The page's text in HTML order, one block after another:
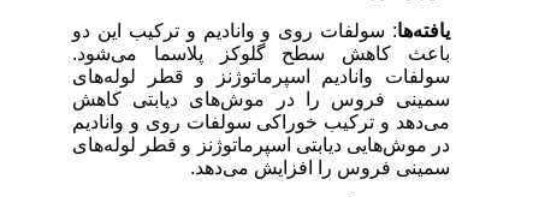
یافته‌ها: سولفات روی و وانادیم و ترکیب این دو
باعث کاهش سطح گلوکز پلاسما می‌شود.
سولفات وانادیم اسپرماتوژنز و قطر لوله‌های
سمینی فروس را در موش‌های دیابتی کاهش
می‌دهد و ترکیب خوراکی سولفات روی و وانادیم
در موش‌هایی دیابتی اسپرماتوژنز و قطر لوله‌های
سمینی فروس را افزایش می‌دهد.